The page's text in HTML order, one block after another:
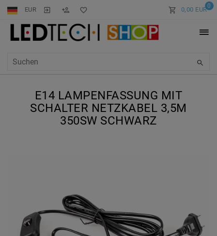
EUR 0
0,00 EUR
E14 LAMPENFASSUNG MIT
SCHALTER NETZKABEL 3,5M
350SW SCHWARZ